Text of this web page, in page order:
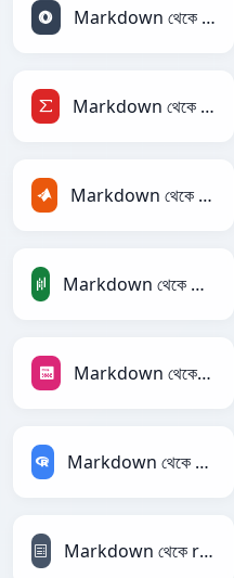
Markdown থেকে JSON
Markdown থেকে LaTeX
Markdown থেকে MATLAB
Markdown থেকে PandasDataFrame
Markdown থেকে PNG
Markdown থেকে RDataFrame
Markdown থেকে reStructuredText